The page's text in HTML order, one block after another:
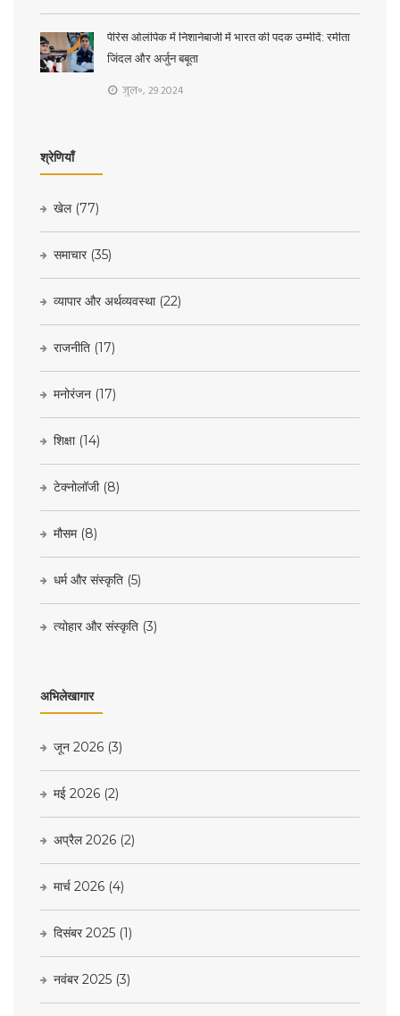
पेरिस ओलंपिक में निशानेबाजी में भारत की पदक उम्मीदें: रमीता
जिंदल और अर्जुन बबूता
जुल॰, 29 2024
श्रेणियाँ
खेल (77)
समाचार (35)
व्यापार और अर्थव्यवस्था (22)
राजनीति (17)
मनोरंजन (17)
शिक्षा (14)
टेक्नोलॉजी (8)
मौसम (8)
धर्म और संस्कृति (5)
त्योहार और संस्कृति (3)
अभिलेखागार
जून 2026 (3)
मई 2026 (2)
अप्रैल 2026 (2)
मार्च 2026 (4)
दिसंबर 2025 (1)
नवंबर 2025 (3)